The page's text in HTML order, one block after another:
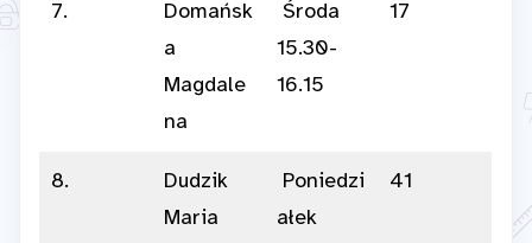
7.
Domańsk
a
Magdale
na
Środa
15.30-
16.15
17
8.
Dudzik
Maria
Poniedzi
ałek
41